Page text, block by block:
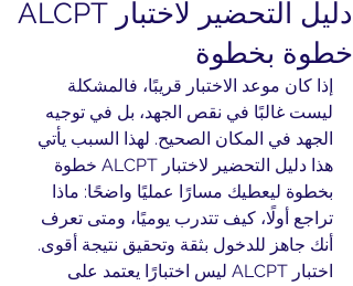
دليل التحضير لاختبار ALCPT
خطوة بخطوة
إذا كان موعد الاختبار قريبًا، فالمشكلة
ليست غالبًا في نقص الجهد، بل في توجيه
الجهد في المكان الصحيح. لهذا السبب يأتي
هذا دليل التحضير لاختبار ALCPT خطوة
بخطوة ليعطيك مسارًا عمليًا واضحًا: ماذا
تراجع أولًا، كيف تتدرب يوميًا، ومتى تعرف
أنك جاهز للدخول بثقة وتحقيق نتيجة أقوى.
اختبار ALCPT ليس اختبارًا يعتمد على